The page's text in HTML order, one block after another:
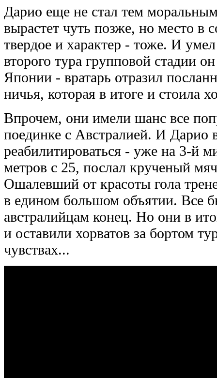
Дарио еще не стал тем
вырастет чуть позже, но место в
твердое и характер - тоже. И
второго тура групповой стадии
Японии - вратарь отразил
ничья, которая в итоге и стоила
Впрочем, они имели шанс все
поединке с Австралией. И Дарио
реабилитироваться - уже на 3-й
метров с 25, послал крученый
Ошалевший от красоты гола
в едином большом объятии. Все
австралийцам конец. Но они в
и оставили хорватов за бортом
чувствах...